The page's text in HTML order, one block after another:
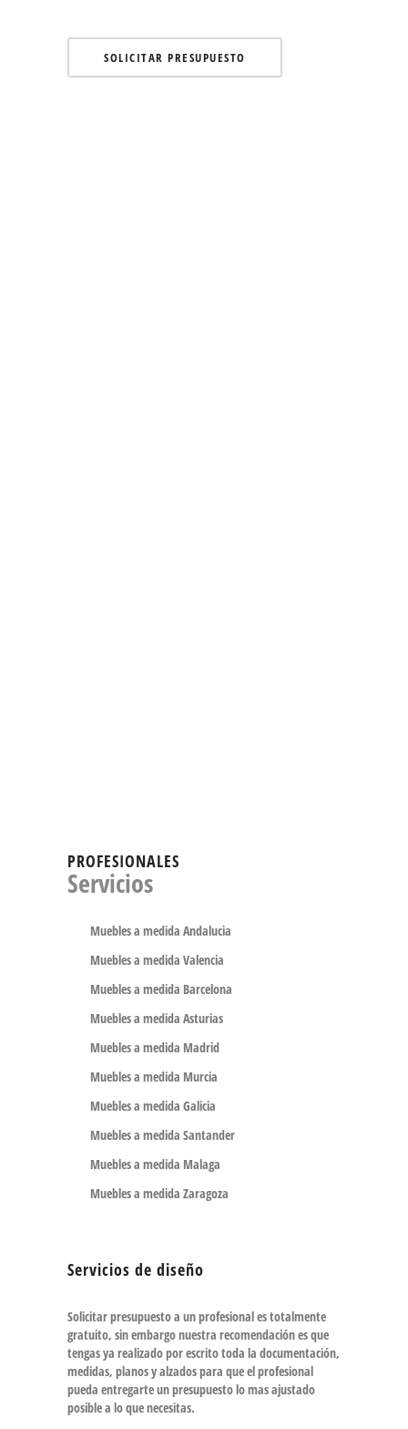
SOLICITAR PRESUPUESTO
PROFESIONALES
Servicios
Muebles a medida Andalucia
Muebles a medida Valencia
Muebles a medida Barcelona
Muebles a medida Asturias
Muebles a medida Madrid
Muebles a medida Murcia
Muebles a medida Galicia
Muebles a medida Santander
Muebles a medida Malaga
Muebles a medida Zaragoza
Servicios de diseño
Solicitar presupuesto a un profesional es totalmente
gratuito, sin embargo nuestra recomendación es que
tengas ya realizado por escritotoda la documentación,
medidas, planos y alzados para que el profesional
pueda entregarte un presupuestolo mas ajustado
posible a lo que necesitas.